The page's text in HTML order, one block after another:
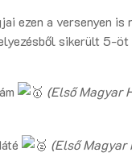
ezen a versenyen is
sikerült 5-öt
(Első Magyar
(Első Magyar